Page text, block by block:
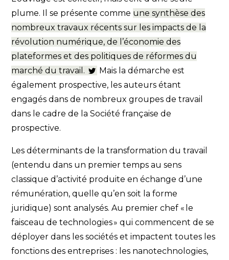
plume. Il se présente comme une synthèse des
nombreux travaux récents sur les impacts de la
révolution numérique, de l’économie des
plateformes et des politiques de réformes du
marché du travail.
Mais la démarche est
également prospective, les auteurs étant
engagés dans de nombreux groupes de travail
dans le cadre de la Société française de
prospective.
Les déterminants de la transformation du travail
(entendu dans un premier temps au sens
classique d’activité produite en échange d’une
rémunération, quelle qu’en soit la forme
juridique) sont analysés. Au premier chef « le
faisceau de technologies » qui commencent de se
déployer dans les sociétés et impactent toutes les
fonctions des entreprises : les nanotechnologies,